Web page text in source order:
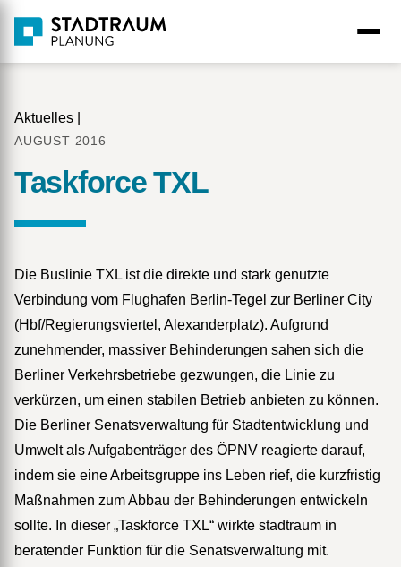
Aktuelles
AUGUST 2016
Taskforce TXL
Die Buslinie TXL ist die direkte und stark genutzte
Verbindung vom Flughafen Berlin-Tegel zur Berliner City
(Hbf/Regierungsviertel, Alexanderplatz). Aufgrund
zunehmender, massiver Behinderungen sahen sich die
Berliner Verkehrsbetriebe gezwungen, die Linie zu
verkürzen, um einen stabilen Betrieb anbieten zu können.
Die Berliner Senatsverwaltung für Stadtentwicklung und
Umwelt als Aufgabenträger des ÖPNV reagierte darauf,
indem sie eine Arbeitsgruppe ins Leben rief, die kurzfristig
Maßnahmen zum Abbau der Behinderungen entwickeln
sollte. In dieser „Taskforce TXL“ wirkte stadtraum in
beratender Funktion für die Senatsverwaltung mit.